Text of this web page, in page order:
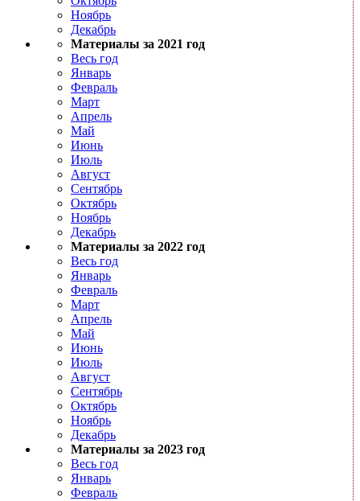
Ноябрь
Декабрь
Материалы за 2021 год
Весь год
Январь
Февраль
Март
Апрель
Май
Июнь
Июль
Август
Сентябрь
Октябрь
Ноябрь
Декабрь
Материалы за 2022 год
Весь год
Январь
Февраль
Март
Апрель
Май
Июнь
Июль
Август
Сентябрь
Октябрь
Ноябрь
Декабрь
Материалы за 2023 год
Весь год
Январь
Февраль